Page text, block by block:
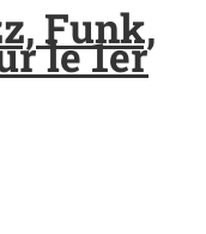
Funk,
le 1er